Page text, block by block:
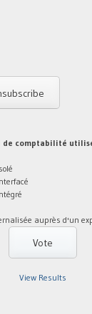
de comptabilité
auprès d'un
View Results